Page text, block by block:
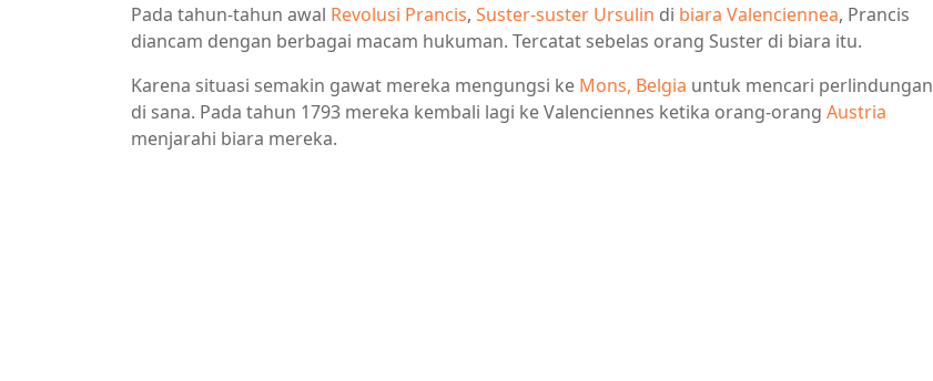
Pada tahun-tahun awal Revolusi Prancis, Suster-suster Ursulin di biara Valenciennea, Prancis
diancam dengan berbagai macam hukuman. Tercatat sebelas orang Suster di biara itu.
Karena situasi semakin gawat mereka mengungsi ke Mons, Belgia untuk mencari perlindungan
di sana. Pada tahun 1793 mereka kembali lagi ke Valenciennes ketika orang-orang Austria
menjarahi biara mereka.